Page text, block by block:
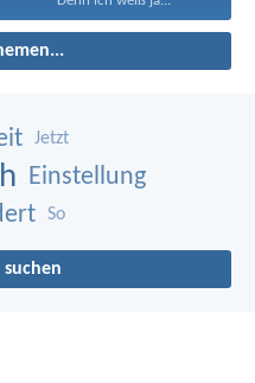
Jetzt
Einstellung
So
suchen